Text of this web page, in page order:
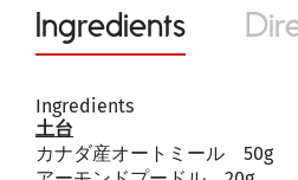
Ingredients
Ingredients
土台
カナダ産オートミール 50g